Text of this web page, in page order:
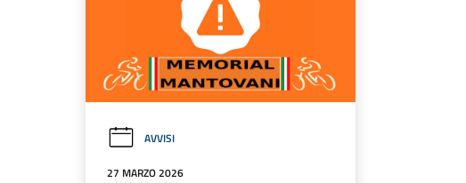
AVVISI
27 MARZO 2026